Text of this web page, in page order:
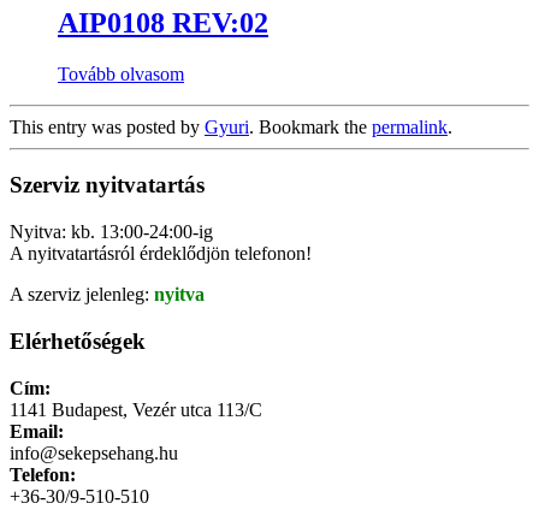
AIP0108 REV:02
Tovább olvasom
This entry was posted by Gyuri. Bookmark the permalink.
Szerviz nyitvatartás
Nyitva: kb. 13:00-24:00-ig
A nyitvatartásról érdeklődjön telefonon!
A szerviz jelenleg: nyitva
Elérhetőségek
Cím:
1141 Budapest, Vezér utca 113/C
Email:
info@sekepsehang.hu
Telefon:
+36-30/9-510-510